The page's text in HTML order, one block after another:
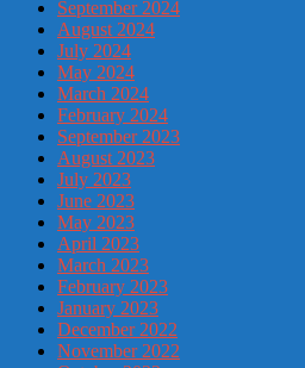
September 2024
August 2024
July 2024
May 2024
March 2024
February 2024
September 2023
August 2023
July 2023
June 2023
May 2023
April 2023
March 2023
February 2023
January 2023
December 2022
November 2022